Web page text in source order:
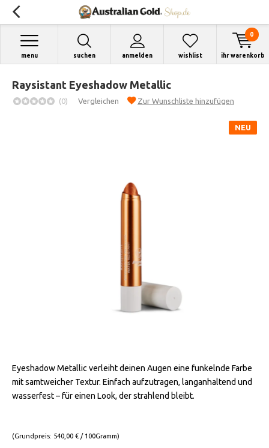
suchen anmelden
menu wishlist ihr warenkorb
0
Raysistant Eyeshadow Metallic
(0) Vergleichen Zur Wunschliste hinzufügen
NEU
Eyeshadow Metallic verleiht deinen Augen eine funkelnde Farbe
mit samtweicher Textur. Einfach aufzutragen, langanhaltend und
wasserfest – für einen Look, der strahlend bleibt.
(Grundpreis: 540,00 € / 100Gramm)